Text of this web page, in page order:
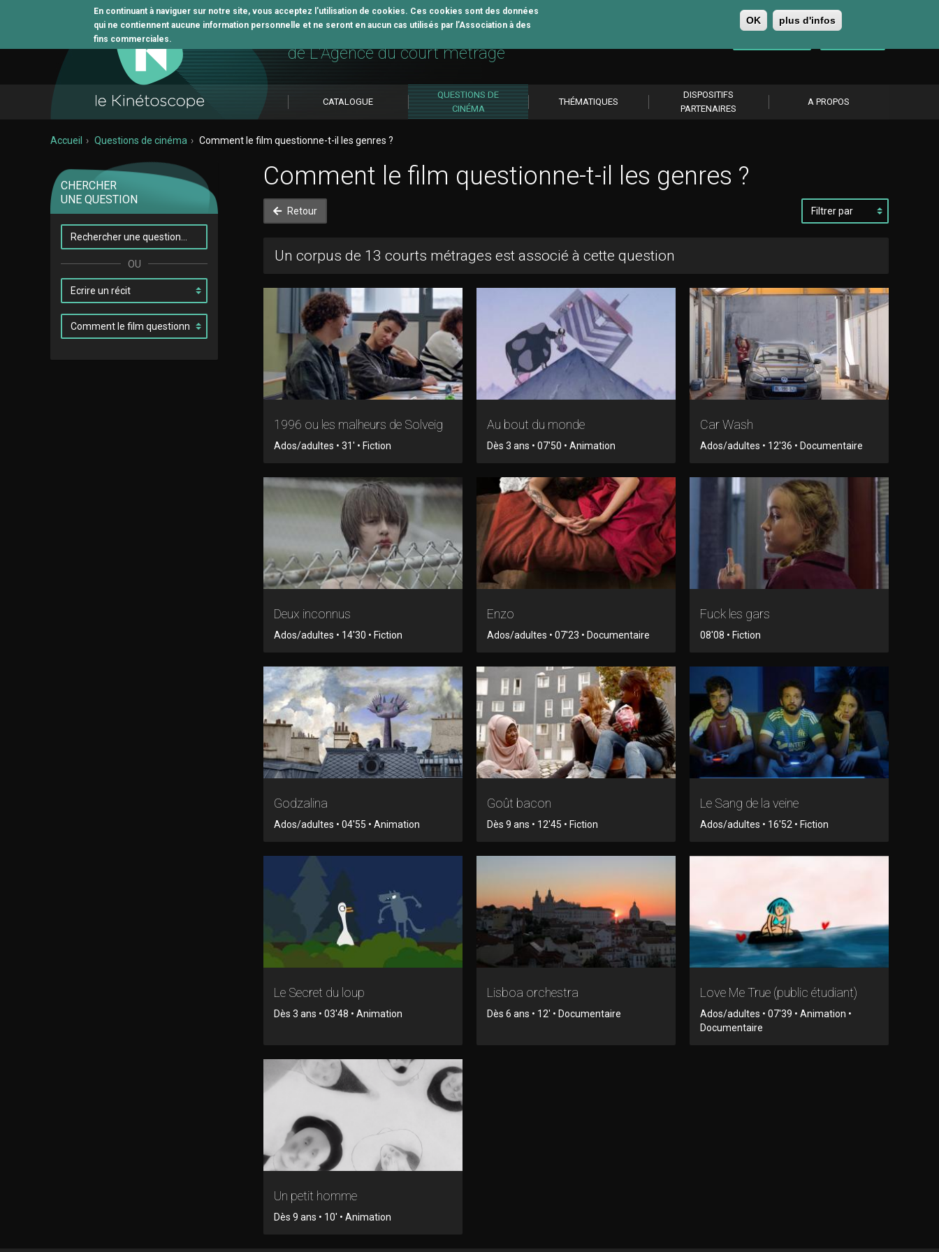
En continuant à naviguer sur notre site, vous acceptez l'utilisation de cookies. Ces cookies sont des données
qui ne contiennent aucune information personnelle et ne seront en aucun cas utilisés par l’Association à des
fins commerciales.
OK plus d'infos
L'outil pédagogique
de L'Agence du court métrage
CATALOGUE
QUESTIONS DE
CINÉMA
THÉMATIQUES
DISPOSITIFS
PARTENAIRES
A PROPOS
Accueil Questions de cinéma Comment le film questionne-t-il les genres ?
CHERCHER
UNE QUESTION
Comment le film questionne-t-il les genres ?
Retour
par
Un corpus de 13 courts métrages est associé à cette question
1996 ou les malheurs de Solveig
Ados/adultes • 31' • Fiction
Au bout du monde
Dès 3 ans • 07'50 • Animation
Car Wash
Ados/adultes • 12'36 • Documentaire
Deux inconnus
Ados/adultes • 14'30 • Fiction
Enzo
Ados/adultes • 07'23 • Documentaire
Fuck les gars
08'08 • Fiction
Godzalina
Ados/adultes • 04'55 • Animation
Goût bacon
Dès 9 ans • 12'45 • Fiction
Le Sang de la veine
Ados/adultes • 16'52 • Fiction
Le Secret du loup
Dès 3 ans • 03'48 • Animation
Lisboa orchestra
Dès 6 ans • 12' • Documentaire
Love Me True (public étudiant)
Ados/adultes • 07'39 • Animation •
Documentaire
Un petit homme
Dès 9 ans • 10' • Animation